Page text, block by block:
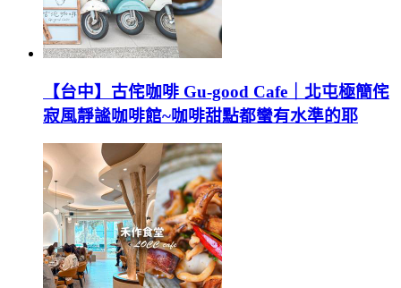
【台中】古侘咖啡 Gu-good Cafe｜北屯極簡侘
寂風靜謐咖啡館~咖啡甜點都蠻有水準的耶